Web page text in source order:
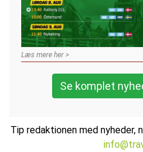
Læs mere her >
Se komplet
Tip redaktionen med nyheder,